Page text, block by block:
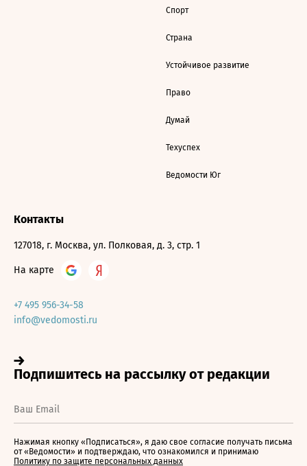
Спорт
Страна
Устойчивое развитие
Право
Думай
Техуспех
Ведомости Юг
Контакты
127018, г. Москва, ул. Полковая, д. 3, стр. 1
На карте
+7 495 956-34-58
info@vedomosti.ru
Нажимая кнопку «Подписаться», я даю свое согласие получать письма
от «Ведомости» и подтверждаю, что ознакомился и принимаю
Политику по защите персональных данных